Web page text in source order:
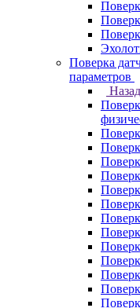
Поверка
параметров
Назад